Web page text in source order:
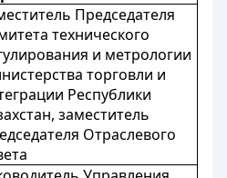
Председателя
технического
и метрологии
торговли и
Республики
заместитель
Отраслевого